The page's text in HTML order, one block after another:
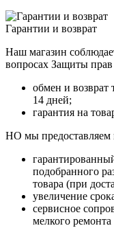
Гарантии и возврат
Наш магазин
вопросах Защиты прав
обмен и возврат
14 дней;
гарантия на
НО мы предоставляем
подобранного
товара (при
увеличение
сервисное
мелкого